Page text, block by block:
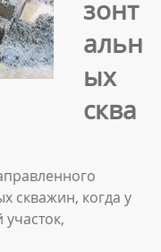
зонт
альн
ых
сква
скважин, когда у